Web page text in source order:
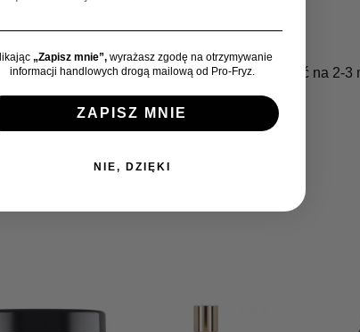
w długości oraz końce włosów. Pozostawić na 2-3
„Zapisz mnie”,wyrażasz zgodę na otrzymywanie
informacji handlowych drogą mailową od Pro-Fryz.
ZAPISZ MNIE
NIE, DZIĘKI